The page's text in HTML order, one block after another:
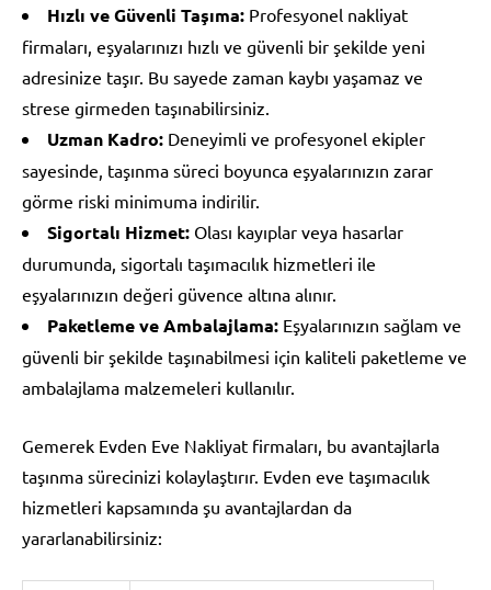
Hızlı ve Güvenli Taşıma: Profesyonel nakliyat
firmaları, eşyalarınızı hızlı ve güvenli bir şekilde yeni
adresinize taşır. Bu sayede zaman kaybı yaşamaz ve
strese girmeden taşınabilirsiniz.
Uzman Kadro: Deneyimli ve profesyonel ekipler
sayesinde, taşınma süreci boyunca eşyalarınızın zarar
görme riski minimuma indirilir.
Sigortalı Hizmet: Olası kayıplar veya hasarlar
durumunda, sigortalı taşımacılık hizmetleri ile
eşyalarınızın değeri güvence altına alınır.
Paketleme ve Ambalajlama: Eşyalarınızın sağlam ve
güvenli bir şekilde taşınabilmesi için kaliteli paketleme ve
ambalajlama malzemeleri kullanılır.
Gemerek Evden Eve Nakliyat firmaları, bu avantajlarla
taşınma sürecinizi kolaylaştırır. Evden eve taşımacılık
hizmetleri kapsamında şu avantajlardan da
yararlanabilirsiniz: